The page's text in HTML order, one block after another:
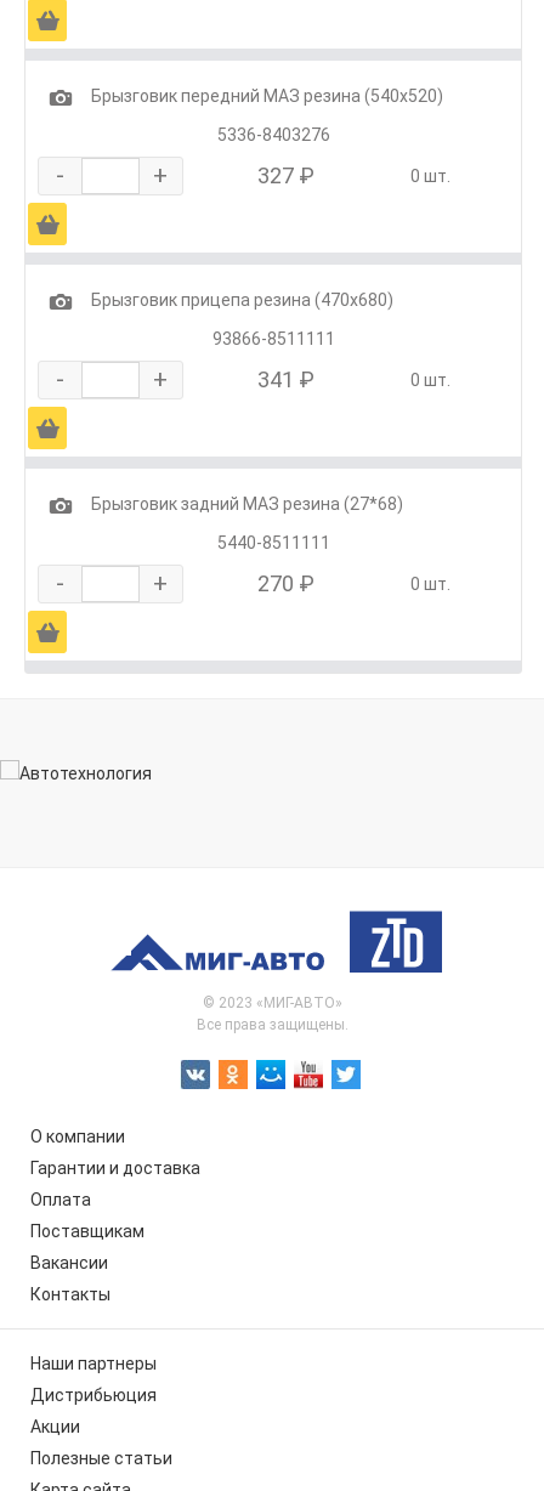
Ä
1
Брызговик передний МАЗ резина (540х520)
5336-8403276
- + 327 ₽ 0 шт.
Ä
1
Брызговик прицепа резина (470х680)
93866-8511111
- + 341 ₽ 0 шт.
Ä
1
Брызговик задний МАЗ резина (27*68)
5440-8511111
- + 270 ₽ 0 шт.
Ä
© 2023 «МИГ-АВТО»
Все права защищены.
О компании
Гарантии и доставка
Оплата
Поставщикам
Вакансии
Контакты
Наши партнеры
Дистрибьюция
Акции
Полезные статьи